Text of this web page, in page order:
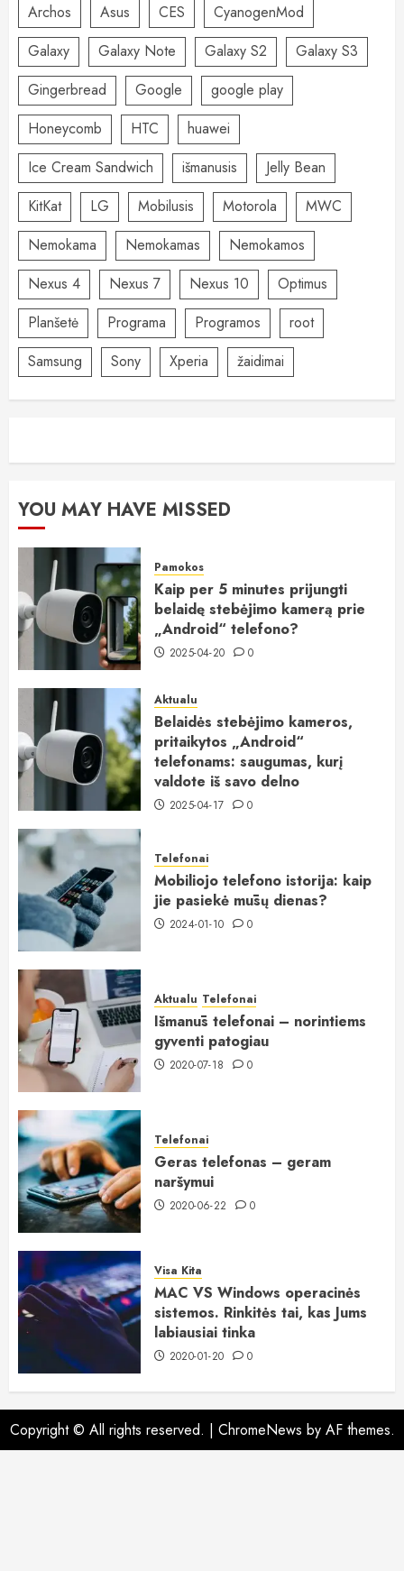
Archos
Asus CES
CyanogenMod
Galaxy
Galaxy Note Galaxy S2
Galaxy S3
Gingerbread
Google
google play
Honeycomb
HTC
huawei
Ice Cream Sandwich
išmanusis
Jelly Bean
KitKat
LG Mobilusis Motorola
MWC
Nemokama
Nemokamas
Nemokamos
Nexus 4
Nexus 7 Nexus 10
Optimus
Planšetė
Programa Programos
root
Samsung
Sony Xperia žaidimai
YOU MAY HAVE MISSED
Pamokos
Kaip per 5 minutes prijungti
belaidę stebėjimo kamerą prie
„Android“ telefono?
2025-04-20 0
Aktualu
Belaidės stebėjimo kameros,
pritaikytos „Android“
telefonams: saugumas, kurį
valdote iš savo delno
2025-04-17 0
Telefonai
Mobiliojo telefono istorija: kaip
jie pasiekė mūsų dienas?
2024-01-10 0
Aktualu Telefonai
Išmanūs telefonai – norintiems
gyventi patogiau
2020-07-18 0
Telefonai
Geras telefonas – geram
naršymui
2020-06-22 0
Visa Kita
MAC VS Windows operacinės
sistemos. Rinkitės tai, kas Jums
labiausiai tinka
2020-01-20 0
Copyright © All rights reserved. | ChromeNews by AF themes.